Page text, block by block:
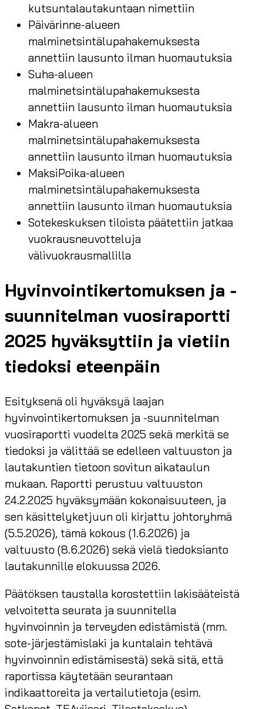
kutsuntalautakuntaan nimettiin
Päivärinne-alueen
malminetsintälupahakemuksesta
annettiin lausunto ilman huomautuksia
Suha-alueen
malminetsintälupahakemuksesta
annettiin lausunto ilman huomautuksia
Makra-alueen
malminetsintälupahakemuksesta
annettiin lausunto ilman huomautuksia
MaksiPoika-alueen
malminetsintälupahakemuksesta
annettiin lausunto ilman huomautuksia
Sotekeskuksen tiloista päätettiin jatkaa
vuokrausneuvotteluja
välivuokrausmallilla
Hyvinvointikertomuksen ja -
suunnitelman vuosiraportti
2025 hyväksyttiin ja vietiin
tiedoksi eteenpäin
Esityksenä oli hyväksyä laajan
hyvinvointikertomuksen ja -suunnitelman
vuosiraportti vuodelta 2025 sekä merkitä se
tiedoksi ja välittää se edelleen valtuuston ja
lautakuntien tietoon sovitun aikataulun
mukaan. Raportti perustuu valtuuston
24.2.2025 hyväksymään kokonaisuuteen, ja
sen käsittelyketjuun oli kirjattu johtoryhmä
(5.5.2026), tämä kokous (1.6.2026) ja
valtuusto (8.6.2026) sekä vielä tiedoksianto
lautakunnille elokuussa 2026.
Päätöksen taustalla korostettiin lakisääteistä
velvoitetta seurata ja suunnitella
hyvinvoinnin ja terveyden edistämistä (mm.
sote-järjestämislaki ja kuntalain tehtävä
hyvinvoinnin edistämisestä) sekä sitä, että
raportissa käytetään seurantaan
indikaattoreita ja vertailutietoja (esim.